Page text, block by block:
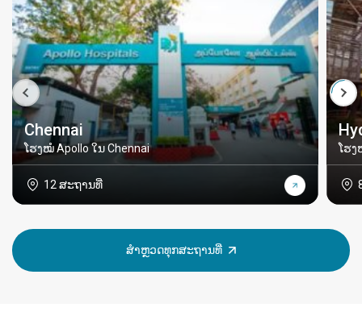
Chennai
ໂຮງໝໍ Apollo ໃນ Chennai
12 ສະຖານທີ່
ໂຮງ
ສຳຫຼວດທຸກສະຖານທີ່